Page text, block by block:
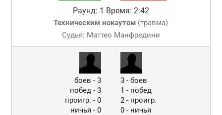
Раунд: 1 Время: 2:42
Техническим нокаутом (травма)
Судья: Маттео Манфредини
боев - 3
побед - 3
проигр. - 0
ничья - 0
3 - боев
1 - побед
2 - проигр.
0 - ничья